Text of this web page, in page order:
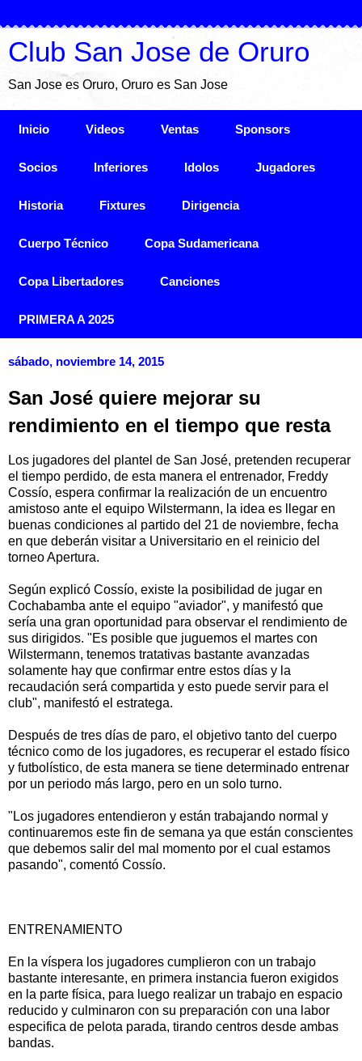
Club San Jose de Oruro
San Jose es Oruro, Oruro es San Jose
Inicio Videos Ventas Sponsors
Socios Inferiores Idolos Jugadores
Historia Fixtures Dirigencia
Cuerpo Técnico Copa Sudamericana
Copa Libertadores Canciones
PRIMERA A 2025
sábado, noviembre 14, 2015
San José quiere mejorar su
rendimiento en el tiempo que resta
Los jugadores del plantel de San José, pretenden recuperar
el tiempo perdido, de esta manera el entrenador, Freddy
Cossío, espera confirmar la realización de un encuentro
amistoso ante el equipo Wilstermann, la idea es llegar en
buenas condiciones al partido del 21 de noviembre, fecha
en que deberán visitar a Universitario en el reinicio del
torneo Apertura.
Según explicó Cossío, existe la posibilidad de jugar en
Cochabamba ante el equipo "aviador", y manifestó que
sería una gran oportunidad para observar el rendimiento de
sus dirigidos. "Es posible que juguemos el martes con
Wilstermann, tenemos tratativas bastante avanzadas
solamente hay que confirmar entre estos días y la
recaudación será compartida y esto puede servir para el
club", manifestó el estratega.
Después de tres días de paro, el objetivo tanto del cuerpo
técnico como de los jugadores, es recuperar el estado físico
y futbolístico, de esta manera se tiene determinado entrenar
por un periodo más largo, pero en un solo turno.
"Los jugadores entendieron y están trabajando normal y
continuaremos este fin de semana ya que están conscientes
que debemos salir del mal momento por el cual estamos
pasando", comentó Cossío.
ENTRENAMIENTO
En la víspera los jugadores cumplieron con un trabajo
bastante interesante, en primera instancia fueron exigidos
en la parte física, para luego realizar un trabajo en espacio
reducido y culminaron con su preparación con una labor
especifica de pelota parada, tirando centros desde ambas
bandas.